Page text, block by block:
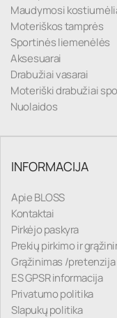
Maudymosi
Moteriškos tamprės
Sportinės liemenėlės
Aksesuarai
Drabužiai vasarai
Moteriški drabužiai
Nuolaidos
INFORMACIJA
Apie BLOSS
Kontaktai
Pirkėjo paskyra
Prekių pirkimo ir
Grąžinimas /pretenzija
ES GPSR informacija
Privatumo politika
Slapukų politika